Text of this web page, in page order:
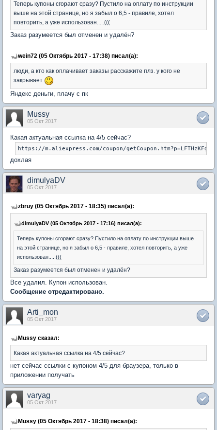
Теперь купоны сгорают сразу? Пустило на оплату по инструкции
выше на этой странице, но я забыл о 6,5 - правиле, хотел
повторить, а уже использован.....(((
Заказ разумеется был отменен и удалён?
wein72 (05 Октябрь 2017 - 17:38) писал(а):
люди, а кто как оплачивает заказы расскажите плз. у кого не
закрывает
Яндекс деньги, плачу с пк
Mussy
05 Окт 2017
Какая актуальная ссылка на 4/5 сейчас?
дохлая
dimulyaDV
05 Окт 2017
zbruy (05 Октябрь 2017 - 18:35) писал(а):
dimulyaDV (05 Октябрь 2017 - 17:16) писал(а):
Теперь купоны сгорают сразу? Пустило на оплату по инструкции выше
на этой странице, но я забыл о 6,5 - правиле, хотел повторить, а уже
использован.....(((
Заказ разумеется был отменен и удалён?
Все удалил. Купон использован.
Сообщение отредактировано.
Arti_mon
05 Окт 2017
Mussy сказал:
Какая актуальная ссылка на 4/5 сейчас?
нет сейчас ссылки с купоном 4/5 для браузера, только в
приложении получать
varyag
05 Окт 2017
Mussy (05 Октябрь 2017 - 18:38) писал(а):